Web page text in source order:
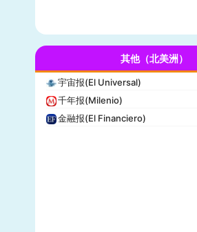
布赖特巴特新闻网(Breitbart News)
美联社(AP)
洛杉矶时报(Los Angeles Times)
Insider
其他（北美洲）
宇宙报(El Universal)
千年报(Milenio)
金融报(El Financiero)